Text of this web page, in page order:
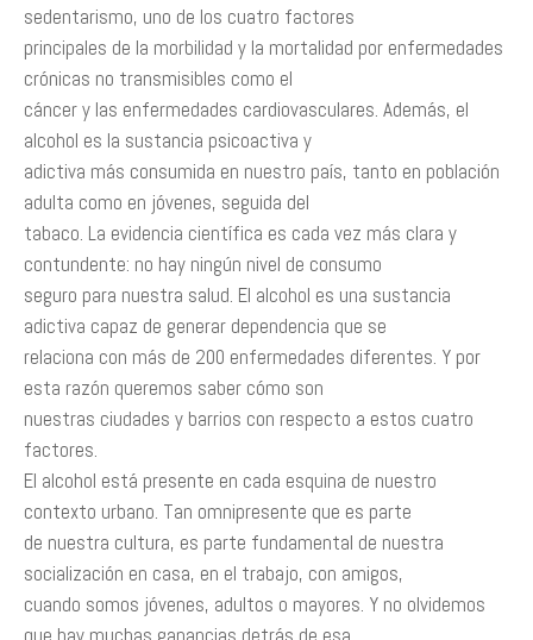
sedentarismo, uno de los cuatro factores
principales de la morbilidad y la mortalidad por enfermedades
crónicas no transmisibles como el
cáncer y las enfermedades cardiovasculares. Además, el
alcohol es la sustancia psicoactiva y
adictiva más consumida en nuestro país, tanto en población
adulta como en jóvenes, seguida del
tabaco. La evidencia científica es cada vez más clara y
contundente: no hay ningún nivel de consumo
seguro para nuestra salud. El alcohol es una sustancia
adictiva capaz de generar dependencia que se
relaciona con más de 200 enfermedades diferentes. Y por
esta razón queremos saber cómo son
nuestras ciudades y barrios con respecto a estos cuatro
factores.
El alcohol está presente en cada esquina de nuestro
contexto urbano. Tan omnipresente que es parte
de nuestra cultura, es parte fundamental de nuestra
socialización en casa, en el trabajo, con amigos,
cuando somos jóvenes, adultos o mayores. Y no olvidemos